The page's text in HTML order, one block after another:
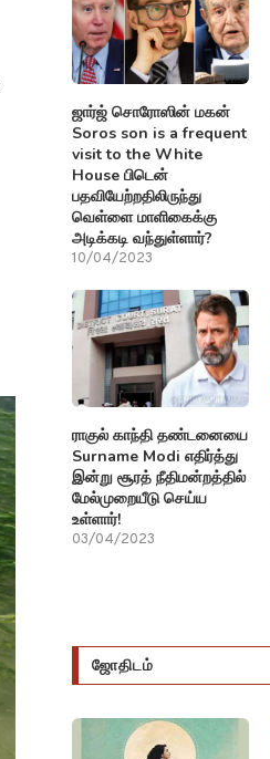
ஜார்ஜ் சொரோஸின் மகன்
Soros son is a frequent
visit to the White
House பிடென்
பதவியேற்றதிலிருந்து
வெள்ளை மாளிகைக்கு
அடிக்கடி வந்துள்ளார்?
10/04/2023
ராகுல் காந்தி தண்டனையை
Surname Modi எதிர்த்து
இன்று சூரத் நீதிமன்றத்தில்
மேல்முறையீடு செய்ய
உள்ளார்!
03/04/2023
ஜோதிடம்